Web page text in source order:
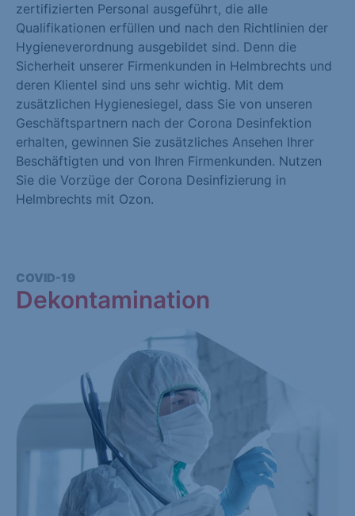
zertifizierten Personal ausgeführt, die alle
Qualifikationen erfüllen und nach den Richtlinien der
Hygieneverordnung ausgebildet sind. Denn die
Sicherheit unserer Firmenkunden in Helmbrechts und
deren Klientel sind uns sehr wichtig. Mit dem
zusätzlichen Hygienesiegel, dass Sie von unseren
Geschäftspartnern nach der Corona Desinfektion
erhalten, gewinnen Sie zusätzliches Ansehen Ihrer
Beschäftigten und von Ihren Firmenkunden. Nutzen
Sie die Vorzüge der Corona Desinfizierung in
Helmbrechts mit Ozon.
COVID-19
Dekontamination